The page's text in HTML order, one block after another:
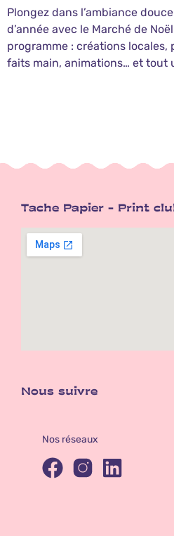
Plongez dans l’ambiance
d’année avec le Marché de
programme : créations locales,
faits main, animations… et tout
Tache Papier - Print
Nous suivre
Nos réseaux